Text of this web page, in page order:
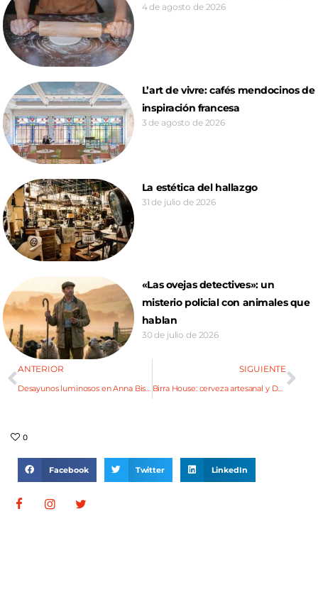
4 de agosto de 2026
L’art de vivre: cafés mendocinos de
inspiración francesa
3 de agosto de 2026
La estética del hallazgo
31 de julio de 2026
«Las ovejas detectives»: un
misterio policial con animales que
hablan
30 de julio de 2026
ANTERIOR
Desayunos luminosos en Anna Bistró
SIGUIENTE
Birra House: cerveza artesanal y DJ en plena Arístides
0
Facebook Twitter LinkedIn